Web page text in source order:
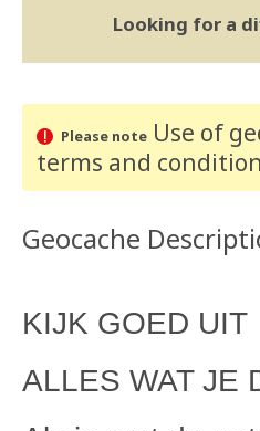
Looking for a
Please noteUse of
terms and
Geocache
KIJK GOED UIT
ALLES WAT JE